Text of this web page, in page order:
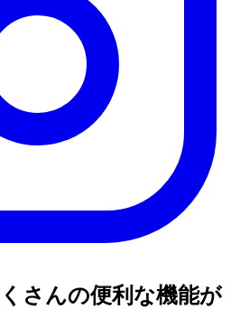
さんの便利な機能が